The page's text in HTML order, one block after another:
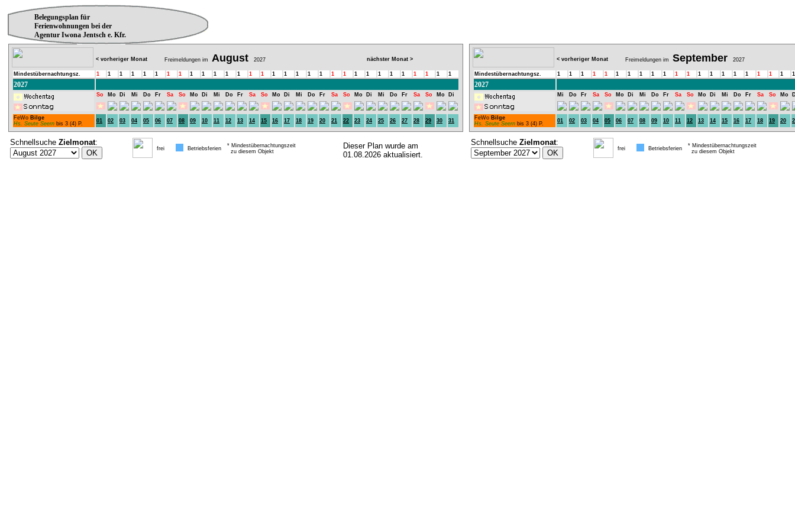
Belegungsplan für
Ferienwohnungen bei der
Agentur Iwona Jentsch e. Kfr.
< vorheriger Monat Freimeldungen im August 2027 nächster Monat >
Mindestübernachtungsz. 1 1 1 1 1 1 1 1 1 1 1 1 1 1 1 1 1 1 1 1 1 1 1 1 1 1 1 1 1 1 1
2027
So Mo Di Mi Do Fr Sa So Mo Di Mi Do Fr Sa So Mo Di Mi Do Fr Sa So Mo Di Mi Do Fr Sa So Mo Di
FeWo Bilge
Hs. Seute Seern bis 3 (4) P. 01 02 03 04 05 06 07 08 09 10 11 12 13 14 15 16 17 18 19 20 21 22 23 24 25 26 27 28 29 30 31
Schnellsuche Zielmonat:
frei Betriebsferien
* Mindestübernachtungszeit
zu diesem Objekt
Dieser Plan wurde am
01.08.2026 aktualisiert.
< vorheriger Monat Freimeldungen im September 2027
Mindestübernachtungsz. 1 1 1 1 1 1 1 1 1 1 1 1 1 1 1 1 1 1 1 1 1
2027
Mi Do Fr Sa So Mo Di Mi Do Fr Sa So Mo Di Mi Do Fr Sa So Mo
FeWo Bilge
Hs. Seute Seern bis 3 (4) P. 01 02 03 04 05 06 07 08 09 10 11 12 13 14 15 16 17 18 19 20
Schnellsuche Zielmonat:
frei Betriebsferien
* Mindestübernachtungszeit
zu diesem Objekt